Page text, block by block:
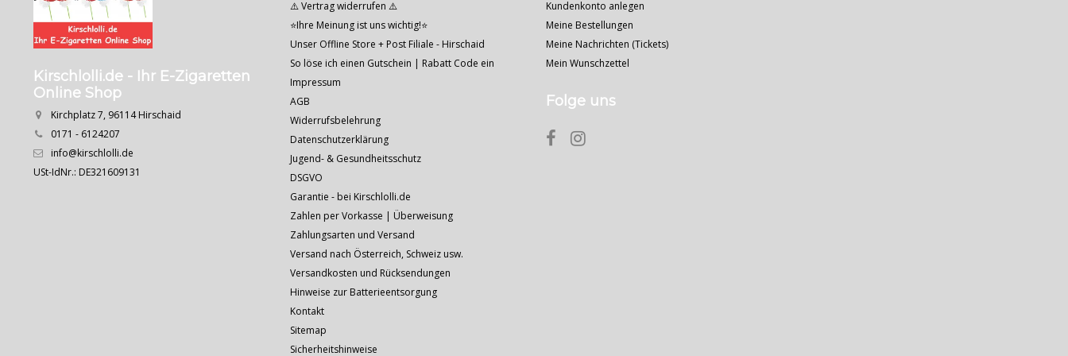
Kirschlolli.de - Ihr E-Zigaretten
Online Shop
Kirchplatz 7, 96114 Hirschaid
0171 - 6124207
info@kirschlolli.de
USt-IdNr.: DE321609131
⚠️ Vertrag widerrufen ⚠️
⭐Ihre Meinung ist uns wichtig!⭐
Unser Offline Store + Post Filiale - Hirschaid
So löse ich einen Gutschein | Rabatt Code ein
Impressum
AGB
Widerrufsbelehrung
Datenschutzerklärung
Jugend- & Gesundheitsschutz
DSGVO
Garantie - bei Kirschlolli.de
Zahlen per Vorkasse | Überweisung
Zahlungsarten und Versand
Versand nach Österreich, Schweiz usw.
Versandkosten und Rücksendungen
Hinweise zur Batterieentsorgung
Kontakt
Sitemap
Sicherheitshinweise
Kundenkonto anlegen
Meine Bestellungen
Meine Nachrichten (Tickets)
Mein Wunschzettel
Folge uns